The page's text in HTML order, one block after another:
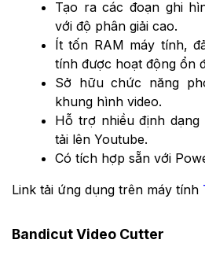
Tạo ra các đoạn ghi
với độ phân giải cao.
Ít tốn RAM máy tính,
tính được hoạt động ổn
Sở hữu chức năng
khung hình video.
Hỗ trợ nhiều định
tải lên Youtube.
Có tích hợp sẵn với
Link tải ứng dụng trên máy tính
Bandicut Video Cutter